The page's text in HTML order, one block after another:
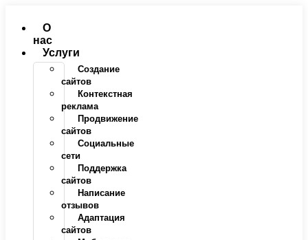
содержимому
О
нас
Услуги
Создание
сайтов
Контекстная
реклама
Продвижение
сайтов
Социальные
сети
Поддержка
сайтов
Написание
отзывов
Адаптация
сайтов